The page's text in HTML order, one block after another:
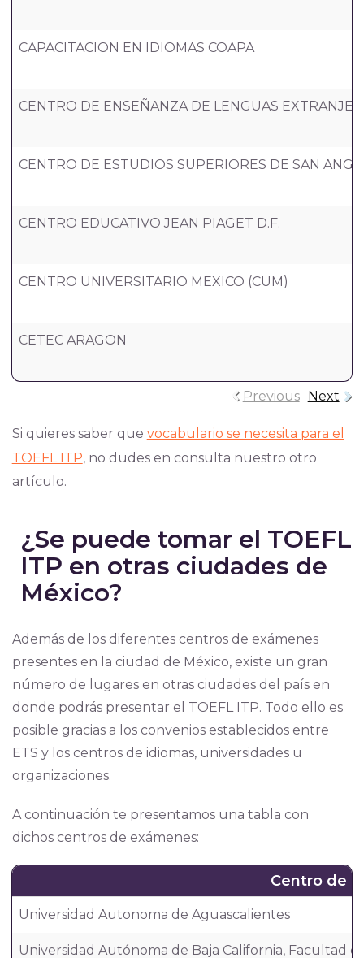
CAPACITACION EN IDIOMAS COAPA
CENTRO DE ENSEÑANZA DE LENGUAS
CENTRO DE ESTUDIOS SUPERIORES DE SAN
CENTRO EDUCATIVO JEAN PIAGET D.F.
CENTRO UNIVERSITARIO MEXICO (CUM)
CETEC ARAGON
Previous Next
Si quieres saber que vocabulario se necesita para el
TOEFL ITP, no dudes en consulta nuestro otro
artículo.
¿Se puede tomar el TOEFL
ITP en otras ciudades de
México?
Además de los diferentes centros de exámenes
presentes en la ciudad de México, existe un gran
número de lugares en otras ciudades del país en
donde podrás presentar el TOEFL ITP. Todo ello es
posible gracias a los convenios establecidos entre
ETS y los centros de idiomas, universidades u
organizaciones.
A continuación te presentamos una tabla con
dichos centros de exámenes:
Centro de
Universidad Autonoma de Aguascalientes
Universidad Autónoma de Baja California, Facultad